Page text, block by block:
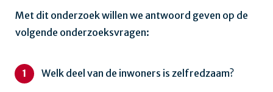
Met dit onderzoek willen we antwoord geven op de
volgende onderzoeksvragen:
Welk deel van de inwoners is zelfredzaam?